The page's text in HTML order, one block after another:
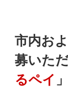
市内お
募いた
るペイ